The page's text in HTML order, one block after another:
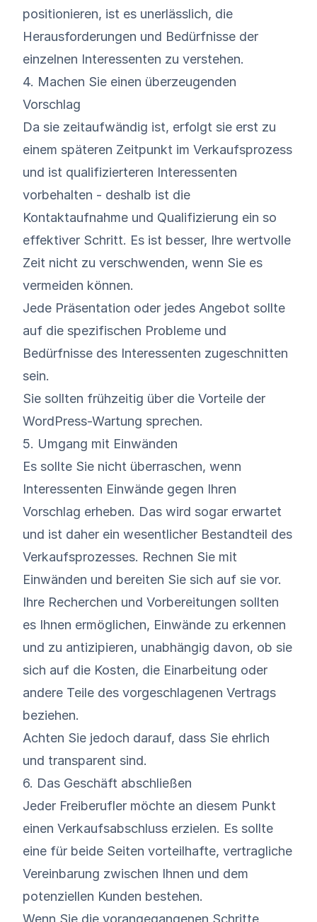
positionieren, ist es unerlässlich, die
Herausforderungen und Bedürfnisse der
einzelnen Interessenten zu verstehen.
4. Machen Sie einen überzeugenden
Vorschlag
Da sie zeitaufwändig ist, erfolgt sie erst zu
einem späteren Zeitpunkt im Verkaufsprozess
und ist qualifizierteren Interessenten
vorbehalten - deshalb ist die
Kontaktaufnahme und Qualifizierung ein so
effektiver Schritt. Es ist besser, Ihre wertvolle
Zeit nicht zu verschwenden, wenn Sie es
vermeiden können.
Jede Präsentation oder jedes Angebot sollte
auf die spezifischen Probleme und
Bedürfnisse des Interessenten zugeschnitten
sein.
Sie sollten frühzeitig über die Vorteile der
WordPress-Wartung sprechen.
5. Umgang mit Einwänden
Es sollte Sie nicht überraschen, wenn
Interessenten Einwände gegen Ihren
Vorschlag erheben. Das wird sogar erwartet
und ist daher ein wesentlicher Bestandteil des
Verkaufsprozesses. Rechnen Sie mit
Einwänden und bereiten Sie sich auf sie vor.
Ihre Recherchen und Vorbereitungen sollten
es Ihnen ermöglichen, Einwände zu erkennen
und zu antizipieren, unabhängig davon, ob sie
sich auf die Kosten, die Einarbeitung oder
andere Teile des vorgeschlagenen Vertrags
beziehen.
Achten Sie jedoch darauf, dass Sie ehrlich
und transparent sind.
6. Das Geschäft abschließen
Jeder Freiberufler möchte an diesem Punkt
einen Verkaufsabschluss erzielen. Es sollte
eine für beide Seiten vorteilhafte, vertragliche
Vereinbarung zwischen Ihnen und dem
potenziellen Kunden bestehen.
Wenn Sie die vorangegangenen Schritte